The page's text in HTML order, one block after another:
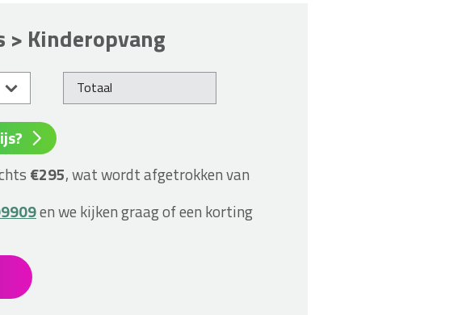
Kinderopvang
Totaal
€295, wat wordt afgetrokken van
en we kijken graag of een korting